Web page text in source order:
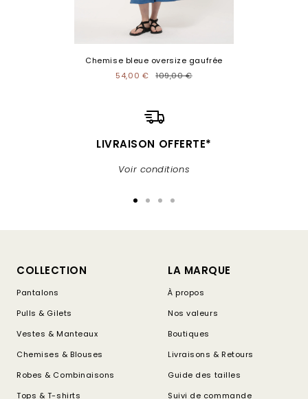
Chemise bleue oversize gaufrée
54,00 €
109,00 €
LIVRAISON OFFERTE*
Voir conditions
Aller
slide
Aller
slide
Aller
slide
Aller
slide
COLLECTION
Pantalons
Pulls & Gilets
Vestes & Manteaux
Chemises & Blouses
Robes & Combinaisons
Tops & T-shirts
LA MARQUE
À propos
Nos valeurs
Boutiques
Livraisons & Retours
Guide des tailles
Suivi de commande